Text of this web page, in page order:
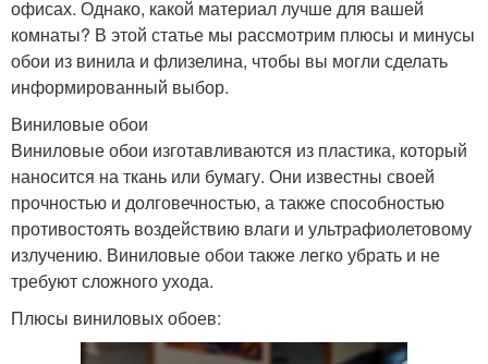
офисах. Однако, какой материал лучше для вашей
комнаты? В этой статье мы рассмотрим плюсы и минусы
обои из винила и флизелина, чтобы вы могли сделать
информированный выбор.
Виниловые обои
Виниловые обои изготавливаются из пластика, который
наносится на ткань или бумагу. Они известны своей
прочностью и долговечностью, а также способностью
противостоять воздействию влаги и ультрафиолетовому
излучению. Виниловые обои также легко убрать и не
требуют сложного ухода.
Плюсы виниловых обоев: